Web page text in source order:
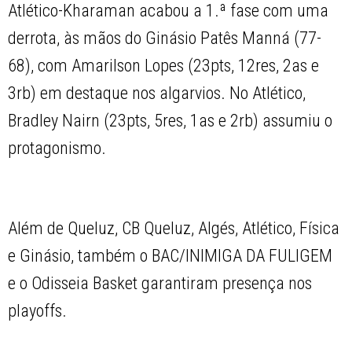
Atlético-Kharaman acabou a 1.ª fase com uma
derrota, às mãos do Ginásio Patês Manná (77-
68), com Amarilson Lopes (23pts, 12res, 2as e
3rb) em destaque nos algarvios. No Atlético,
Bradley Nairn (23pts, 5res, 1as e 2rb) assumiu o
protagonismo.
Além de Queluz, CB Queluz, Algés, Atlético, Física
e Ginásio, também o BAC/INIMIGA DA FULIGEM
e o Odisseia Basket garantiram presença nos
playoffs.